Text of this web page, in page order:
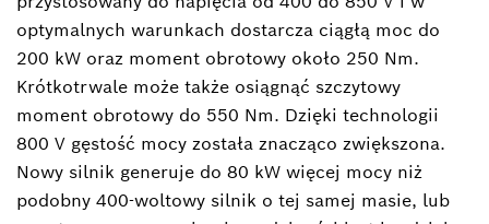
optymalnych warunkach dostarcza ciągłą moc do
200 kW oraz moment obrotowy około 250 Nm.
Krótkotrwale może także osiągnąć szczytowy
moment obrotowy do 550 Nm. Dzięki technologii
800 V gęstość mocy została znacząco zwiększona.
Nowy silnik generuje do 80 kW więcej mocy niż
podobny 400-woltowy silnik o tej samej masie, lub